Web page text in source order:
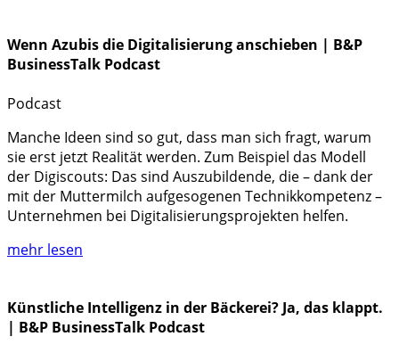
Wenn Azubis die Digitalisierung anschieben | B&P
BusinessTalk Podcast
Podcast
Manche Ideen sind so gut, dass man sich fragt, warum
sie erst jetzt Realität werden. Zum Beispiel das Modell
der Digiscouts: Das sind Auszubildende, die – dank der
mit der Muttermilch aufgesogenen Technikkompetenz –
Unternehmen bei Digitalisierungsprojekten helfen.
mehr lesen
Künstliche Intelligenz in der Bäckerei? Ja, das klappt.
| B&P BusinessTalk Podcast